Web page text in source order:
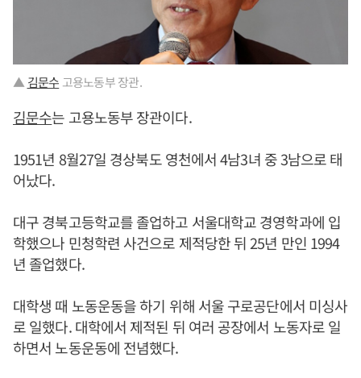
▲ 김문수 고용노동부 장관.
김문수는 고용노동부 장관이다.
1951년 8월27일 경상북도 영천에서 4남3녀 중 3남으로 태
어났다.
대구 경북고등학교를 졸업하고 서울대학교 경영학과에 입
학했으나 민청학련 사건으로 제적당한 뒤 25년 만인 1994
년 졸업했다.
대학생 때 노동운동을 하기 위해 서울 구로공단에서 미싱사
로 일했다. 대학에서 제적된 뒤 여러 공장에서 노동자로 일
하면서 노동운동에 전념했다.